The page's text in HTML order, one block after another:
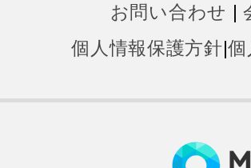
お問い合わせ |
個人情報保護方針|